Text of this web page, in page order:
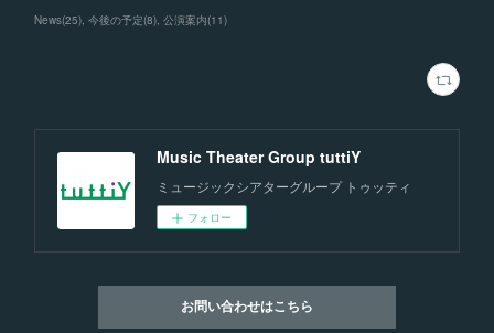
News(25) 今後の予定(8) 公演案内(11)
Music Theater Group tuttiY
ミュージックシアターグループ トゥッティ
フォロー
お問い合わせはこちら